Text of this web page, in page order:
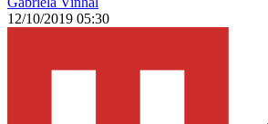
12/10/2019 05:30